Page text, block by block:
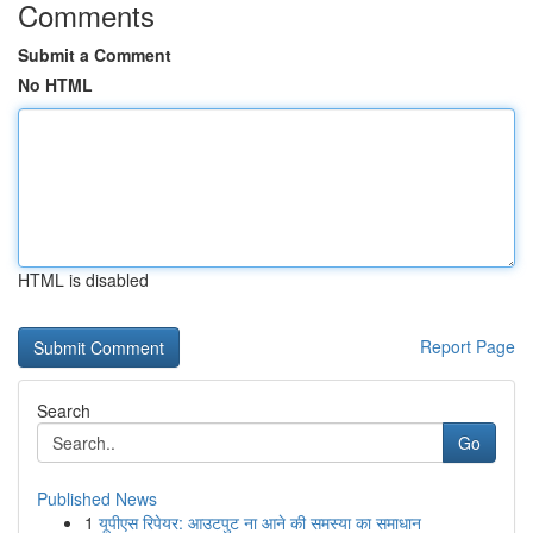
Comments
Submit a Comment
No HTML
HTML is disabled
Report Page
Search
Go
Published News
1 यूपीएस रिपेयर: आउटपुट ना आने की समस्या का समाधान